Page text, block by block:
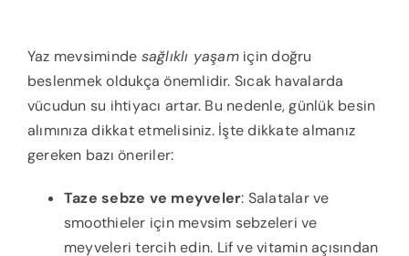
Yaz mevsiminde sağlıklı yaşamiçin doğru
beslenmek oldukça önemlidir. Sıcak havalarda
vücudun su ihtiyacı artar. Bu nedenle, günlük besin
alımınıza dikkat etmelisiniz. İşte dikkate almanız
gereken bazı öneriler:
Taze sebze ve meyveler: Salatalar ve
smoothieler için mevsim sebzeleri ve
meyveleri tercih edin. Lif ve vitamin açısından